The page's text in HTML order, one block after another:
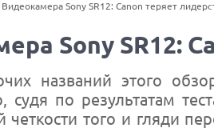
Видеокамера Sony SR12: Canon теряет
Sony SR12:
названий этого
судя по результатам
четкости того и гляди